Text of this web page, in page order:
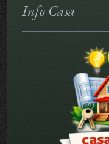
Info Casa